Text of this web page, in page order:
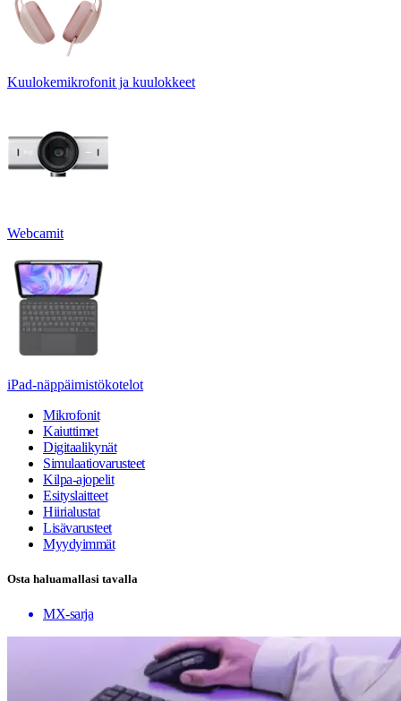
Kuulokemikrofonit ja kuulokkeet
Webcamit
iPad-näppäimistökotelot
Mikrofonit
Kaiuttimet
Digitaalikynät
Simulaatiovarusteet
Kilpa-ajopelit
Esityslaitteet
Hiirialustat
Lisävarusteet
Myydyimmät
Osta haluamallasi tavalla
MX-sarja